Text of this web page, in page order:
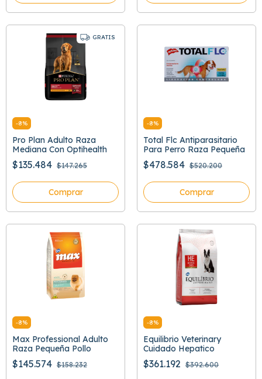
GRATIS
-8%
Pro Plan Adulto Raza
Mediana Con Optihealth
$135.484 $147.265
Comprar
-8%
Total Flc Antiparasitario
Para Perro Raza Pequeña
$478.584 $520.200
Comprar
-8%
Max Professional Adulto
Raza Pequeña Pollo
$145.574 $158.232
-8%
Equilibrio Veterinary
Cuidado Hepatico
$361.192 $392.600